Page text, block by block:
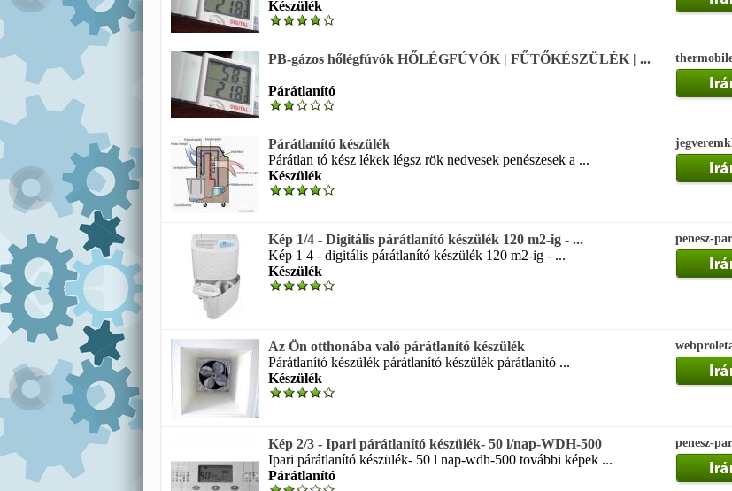
Készülék
PB-gázos hőlégfúvók HŐLÉGFÚVÓK | FŰTŐKÉSZÜLÉK | ...
Párátlanító
Párátlanító készülék
Párátlan tó kész lékek légsz rök nedvesek penészesek a ...
Készülék
Kép 1/4 - Digitális párátlanító készülék 120 m2-ig - ...
Kép 1 4 - digitális párátlanító készülék 120 m2-ig - ...
Készülék
penesz-
Az Ön otthonába való párátlanító készülék
Párátlanító készülék párátlanító készülék párátlanító ...
Készülék
Kép 2/3 - Ipari párátlanító készülék- 50 l/nap-WDH-500
Ipari párátlanító készülék- 50 l nap-wdh-500 további képek ...
Párátlanító
penesz-